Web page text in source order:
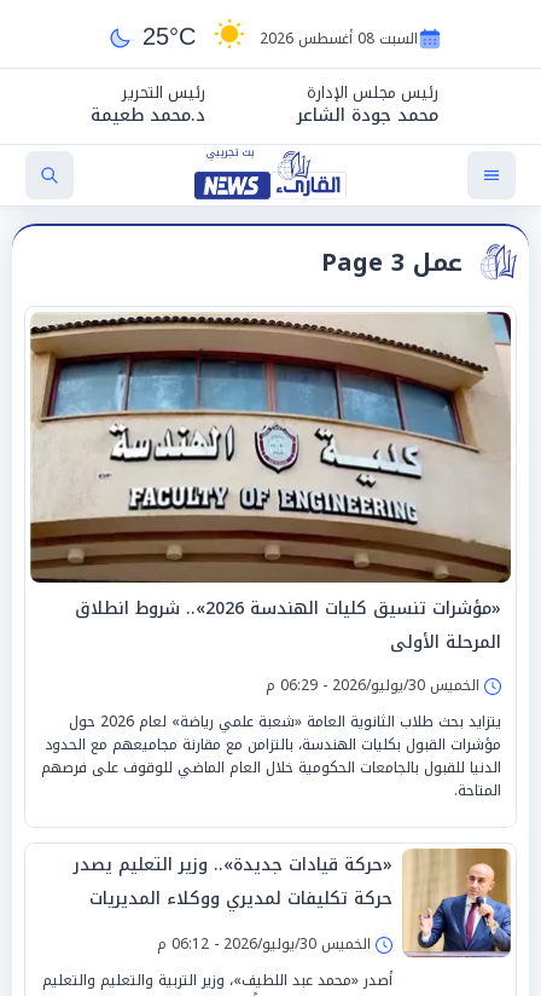
السبت 08 أغسطس 2026 25°C
رئيس مجلس الإدارة
محمد جودة الشاعر
رئيس التحرير
د.محمد طعيمة
عمل Page 3
«مؤشرات تنسيق كليات الهندسة 2026».. شروط انطلاق
المرحلة الأولى
الخميس 30/يوليو/2026 - 06:29 م
يتزايد بحث طلاب الثانوية العامة «شعبة علمي رياضة» لعام 2026 حول
مؤشرات القبول بكليات الهندسة، بالتزامن مع مقارنة مجاميعهم مع الحدود
الدنيا للقبول بالجامعات الحكومية خلال العام الماضي للوقوف على فرصهم
المتاحة.
«حركة قيادات جديدة».. وزير التعليم يصدر
حركة تكليفات لمديري ووكلاء المديريات
بالتعليمالخميس 30/يوليو/2026 - 06:12 م
أصدر «محمد عبد اللطيف»، وزير التربية والتعليم والتعليم